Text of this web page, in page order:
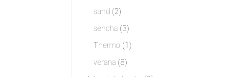
sand 22
Produkte
sencha 33
Produkte
Thermo 11
verana 88
Produkte